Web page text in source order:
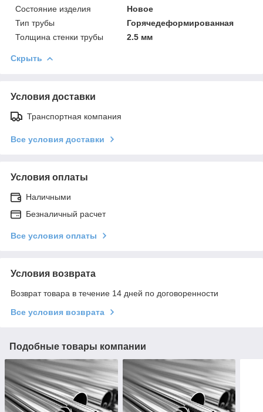
Состояние изделия
Новое
Тип трубы
Горячедеформированная
Толщина стенки трубы
2.5 мм
Скрыть
Условия доставки
Транспортная компания
Все условия доставки
Условия оплаты
Наличными
Безналичный расчет
Все условия оплаты
Условия возврата
Возврат товара в течение 14 дней по договоренности
Все условия возврата
Подобные товары компании